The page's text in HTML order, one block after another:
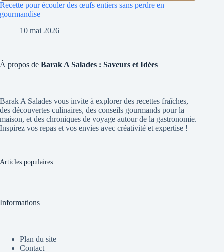
Recette pour écouler des œufs entiers sans perdre en
gourmandise
10 mai 2026
À propos de Barak A Salades : Saveurs et Idées
Barak A Salades vous invite à explorer des recettes fraîches,
des découvertes culinaires, des conseils gourmands pour la
maison, et des chroniques de voyage autour de la gastronomie.
Inspirez vos repas et vos envies avec créativité et expertise !
Articles populaires
Informations
Plan du site
Contact